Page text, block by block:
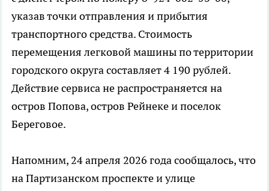
указав точки отправления и прибытия
транспортного средства. Стоимость
перемещения легковой машины по территории
городского округа составляет 4 190 рублей.
Действие сервиса не распространяется на
остров Попова, остров Рейнеке и поселок
Береговое.
Напомним, 24 апреля 2026 года сообщалось, что
на Партизанском проспекте и улице